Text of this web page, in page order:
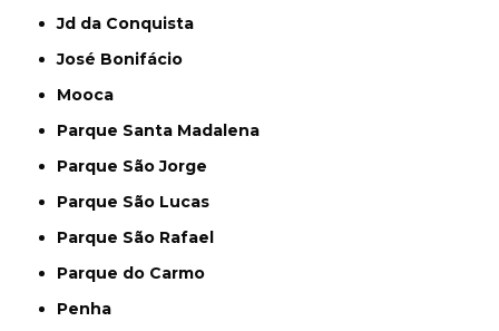
Jd da Conquista
José Bonifácio
Mooca
Parque Santa Madalena
Parque São Jorge
Parque São Lucas
Parque São Rafael
Parque do Carmo
Penha